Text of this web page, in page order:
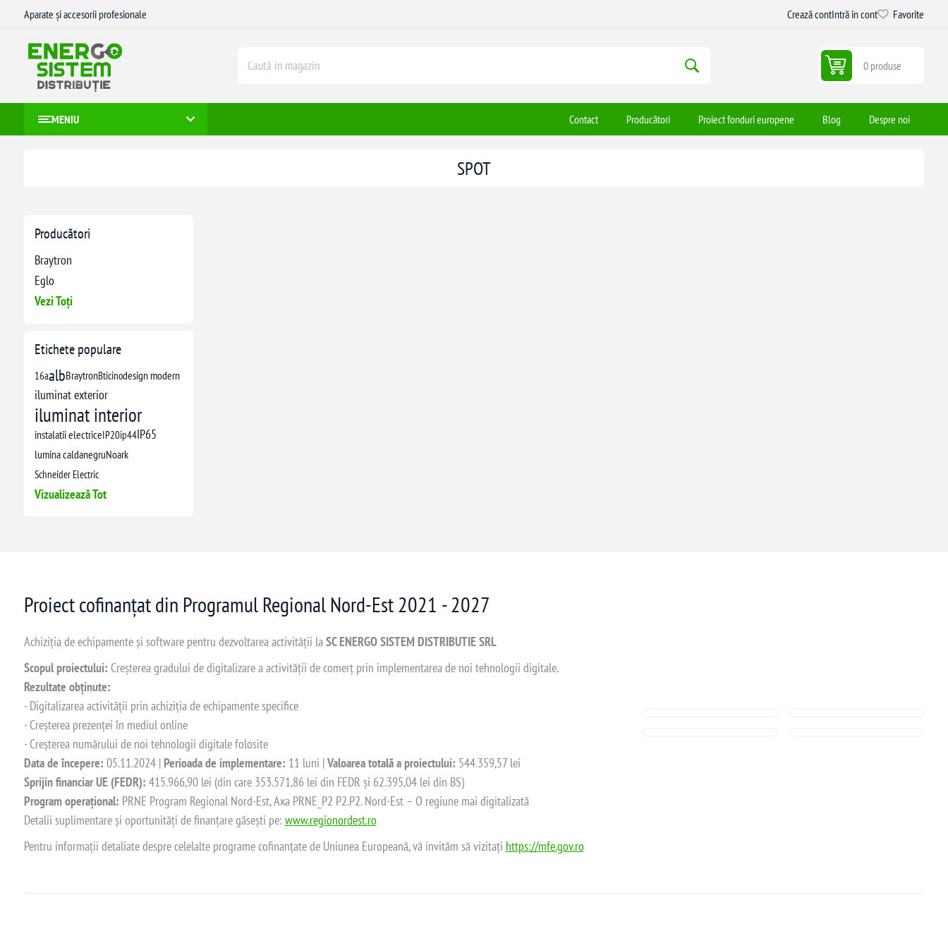
Aparate și accesorii profesionale Crează contIntră în cont Favorite
0 produse
MENIU Contact Producători Proiect fonduri europene Blog Despre noi
Producători
Braytron
Eglo
Vezi Toți
Etichete populare
16aalbBraytronBticinodesign modern
iluminat exterior
iluminat interior
instalatii electriceIP20ip44IP65
lumina caldanegruNoark
Schneider Electric
Vizualizează Tot
SPOT
Proiect cofinanțat din Programul Regional Nord-Est 2021 - 2027
Achiziția de echipamente și software pentru dezvoltarea activității laSC ENERGO SISTEM DISTRIBUTIE SRL
Scopul proiectului: Creșterea gradului de digitalizare a activității de comerț prin implementarea de noi tehnologii digitale.
Rezultate obținute:
- Digitalizarea activității prin achiziția de echipamente specifice
- Creșterea prezenței în mediul online
- Creșterea numărului de noi tehnologii digitale folosite
Data de începere: 05.11.2024 | Perioada de implementare: 11 luni |Valoarea totală a proiectului: 544.359,57 lei
Sprijin financiar UE (FEDR): 415.966,90 lei (din care 353.571,86 lei din FEDR și 62.395,04 lei din BS)
Program operațional: PRNE Program Regional Nord-Est, Axa PRNE_P2 P2.P2. Nord-Est – O regiune mai digitalizată
Detalii suplimentare și oportunități de finanțare găsești pe: www.regionordest.ro
Pentru informații detaliate despre celelalte programe cofinanțate de Uniunea Europeană, vă invităm să vizitați https://mfe.gov.ro